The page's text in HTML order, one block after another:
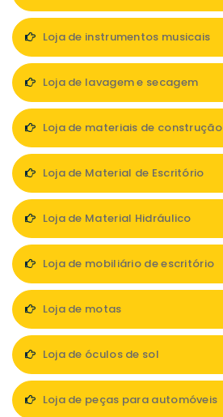
Loja de instrumentos musicais
Loja de lavagem e secagem
Loja de materiais de construção
Loja de Material de Escritório
Loja de Material Hidráulico
Loja de mobiliário de escritório
Loja de motas
Loja de óculos de sol
Loja de peças para automóveis